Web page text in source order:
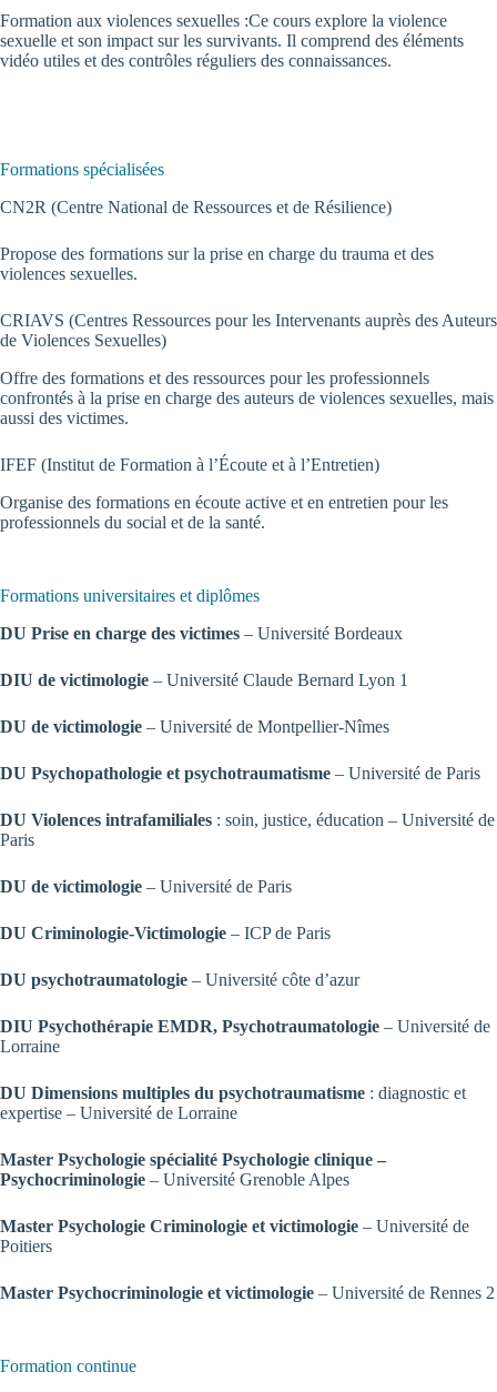
Formation aux violences sexuelles :Ce cours explore la violence
sexuelle et son impact sur les survivants. Il comprend des éléments
vidéo utiles et des contrôles réguliers des connaissances.
Formations spécialisées
CN2R (Centre National de Ressources et de Résilience)
Propose des formations sur la prise en charge du trauma et des
violences sexuelles.
CRIAVS (Centres Ressources pour les Intervenants auprès des Auteurs
de Violences Sexuelles)
Offre des formations et des ressources pour les professionnels
confrontés à la prise en charge des auteurs de violences sexuelles, mais
aussi des victimes.
IFEF (Institut de Formation à l’Écoute et à l’Entretien)
Organise des formations en écoute active et en entretien pour les
professionnels du social et de la santé.
Formations universitaires et diplômes
DU Prise en charge des victimes – Université Bordeaux
DIU de victimologie – Université Claude Bernard Lyon 1
DU de victimologie – Université de Montpellier-Nîmes
DU Psychopathologie et psychotraumatisme – Université de Paris
DU Violences intrafamiliales : soin, justice, éducation – Université de
Paris
DU de victimologie – Université de Paris
DU Criminologie-Victimologie – ICP de Paris
DU psychotraumatologie – Université côte d’azur
DIU Psychothérapie EMDR, Psychotraumatologie – Université de
Lorraine
DU Dimensions multiples du psychotraumatisme : diagnostic et
expertise – Université de Lorraine
Master Psychologie spécialité Psychologie clinique –
Psychocriminologie – Université Grenoble Alpes
Master Psychologie Criminologie et victimologie – Université de
Poitiers
Master Psychocriminologie et victimologie – Université de Rennes 2
Formation continue